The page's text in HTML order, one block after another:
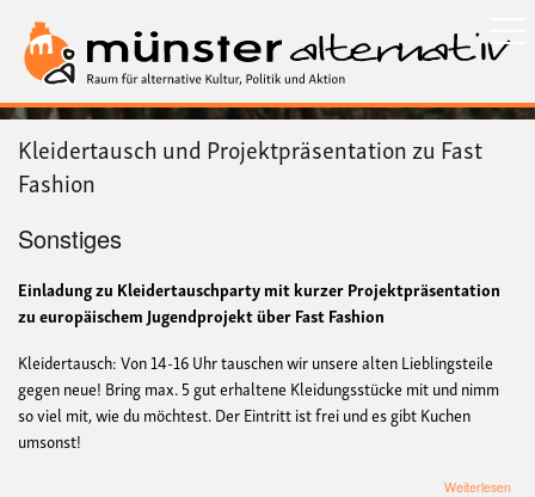
zum
Inhalt
Kleidertausch und Projektpräsentation zu Fast
Fashion
Sonstiges
Einladung zu Kleidertauschparty mit kurzer Projektpräsentation
zu europäischem Jugendprojekt über Fast Fashion
Kleidertausch: Von 14-16 Uhr tauschen wir unsere alten Lieblingsteile
gegen neue! Bring max. 5 gut erhaltene Kleidungsstücke mit und nimm
so viel mit, wie du möchtest. Der Eintritt ist frei und es gibt Kuchen
umsonst!
Weiterlesen